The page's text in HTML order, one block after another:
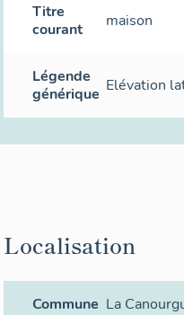
Titre
courant
maison
Légende
générique Elévation
Localisation
Commune La